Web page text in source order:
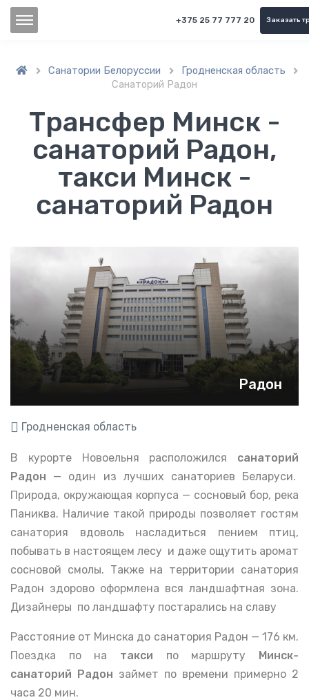
+375 25 77 777 20 Заказать
 Санатории Белоруссии  Гродненская область 
Санаторий Радон
Трансфер Минск -
санаторий Радон,
такси Минск -
санаторий Радон
Радон
Гродненская область
В курорте Новоельня расположился санаторий
Радон — один из лучших санаториев Беларуси.
Природа, окружающая корпуса — сосновый бор, река
Паниква. Наличие такой природы позволяет гостям
санатория вдоволь насладиться пением птиц,
побывать в настоящем лесу и даже ощутить аромат
сосновой смолы. Также на территории санатория
Радон здорово оформлена вся ландшафтная зона.
Дизайнеры по ландшафту постарались на славу
Расстояние от Минска до санатория Радон — 176 км.
Поездка по на такси по маршруту Минск-
санаторий Радон займет по времени примерно 2
часа 20 мин.